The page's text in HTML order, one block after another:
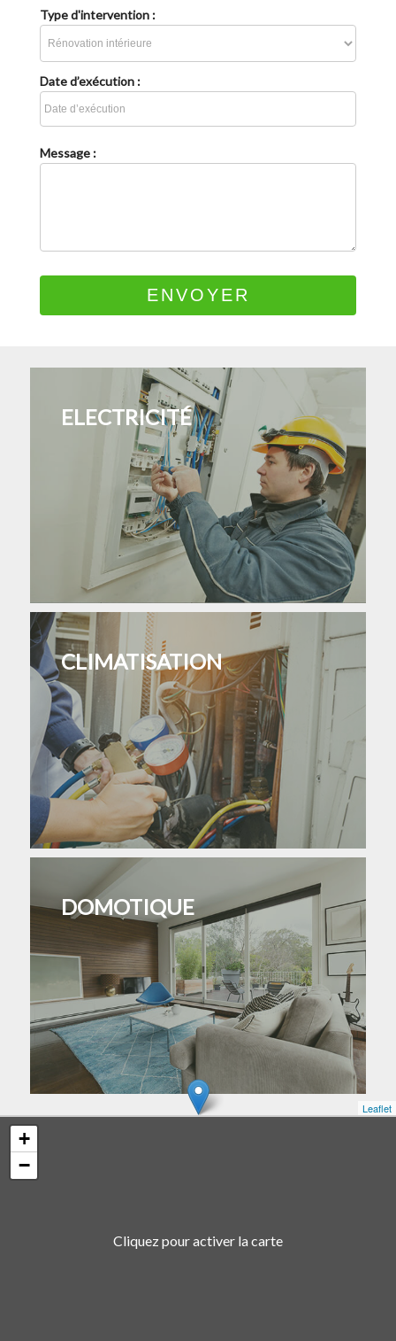
Type d'intervention :
Date d’exécution :
Message :
ELECTRICITÉ
CLIMATISATION
DOMOTIQUE
Cliquez pour activer la carte
+
−
Leaflet